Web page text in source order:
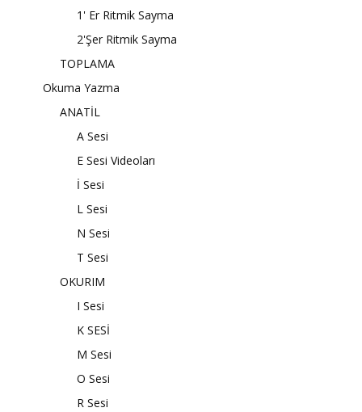
1' Er Ritmik Sayma
2'Şer Ritmik Sayma
TOPLAMA
Okuma Yazma
ANATİL
A Sesi
E Sesi Videoları
İ Sesi
L Sesi
N Sesi
T Sesi
OKURIM
I Sesi
K SESİ
M Sesi
O Sesi
R Sesi